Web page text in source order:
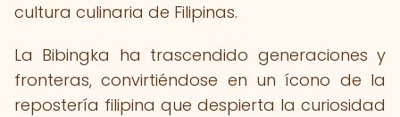
cultura culinaria de Filipinas.
La Bibingka ha trascendido generaciones y
fronteras, convirtiéndose en un ícono de la
repostería filipina que despierta la curiosidad